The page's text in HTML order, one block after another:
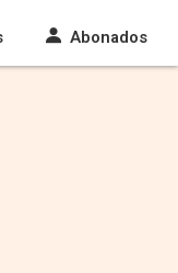
Abonados